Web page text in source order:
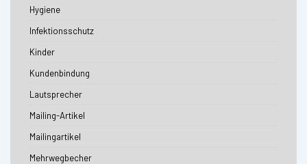
Hygiene
Infektionsschutz
Kinder
Kundenbindung
Lautsprecher
Mailing-Artikel
Mailingartikel
Mehrwegbecher